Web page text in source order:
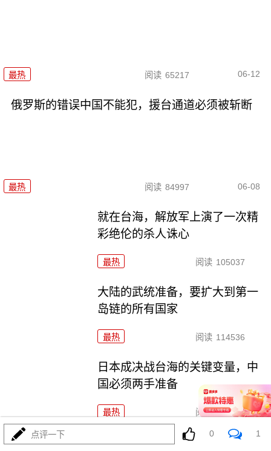
最热 阅读 65217 06-12
俄罗斯的错误中国不能犯，援台通道必须被斩断
最热 阅读 84997 06-08
就在台海，解放军上演了一次精
彩绝伦的杀人诛心
最热 阅读 105037
大陆的武统准备，要扩大到第一
岛链的所有国家
最热 阅读 114536
日本成决战台海的关键变量，中
国必须两手准备
最热 阅读 50329
台湾的报应来的这么快，大陆的
点评一下 0 1